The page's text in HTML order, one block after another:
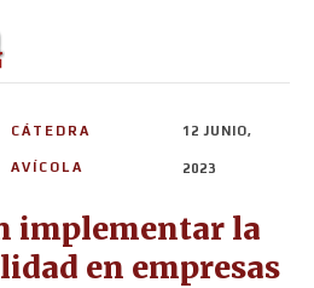
CÁTEDRA
AVÍCOLA
12 JUNIO,
2023
implementar la
en empresas